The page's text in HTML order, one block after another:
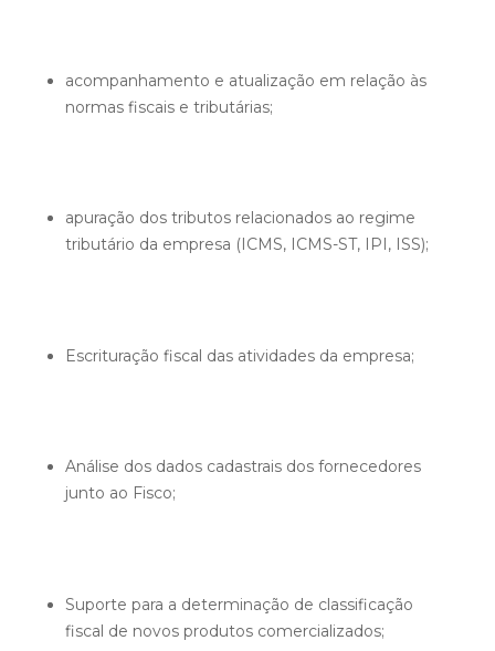
acompanhamento e atualização em relação às
normas fiscais e tributárias;
apuração dos tributos relacionados ao regime
tributário da empresa (ICMS, ICMS-ST, IPI, ISS);
Escrituração fiscal das atividades da empresa;
Análise dos dados cadastrais dos fornecedores
junto ao Fisco;
Suporte para a determinação de classificação
fiscal de novos produtos comercializados;